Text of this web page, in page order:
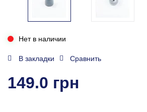
Нет в наличии
В закладки Сравнить
149.0 грн